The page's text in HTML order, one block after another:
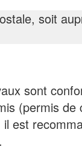
soit
sont
(permis de
est